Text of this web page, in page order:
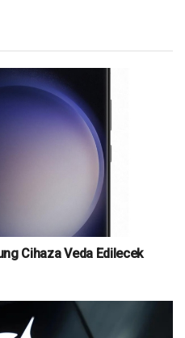
Cihaza Veda Edilecek